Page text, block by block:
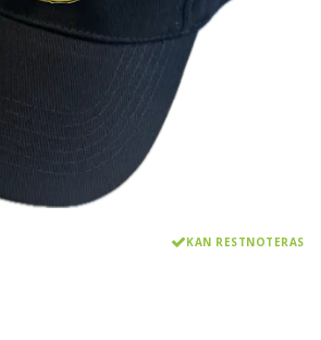
KAN RESTNOTERAS